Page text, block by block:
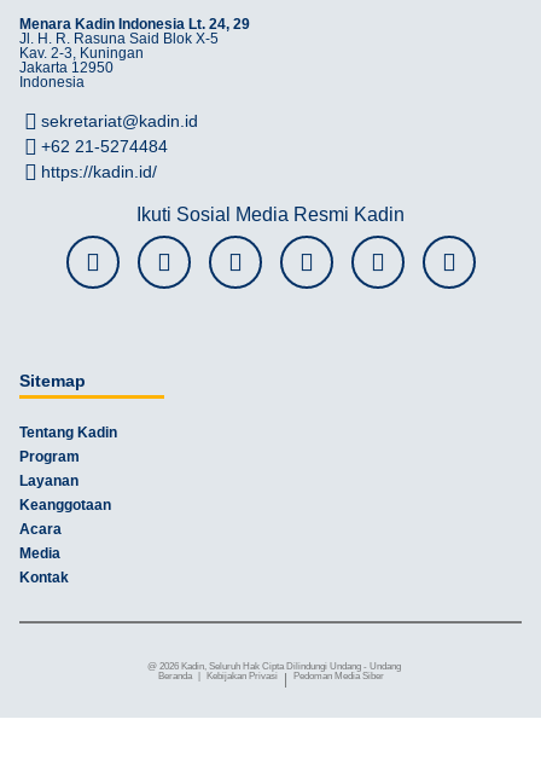
Menara Kadin Indonesia Lt. 24, 29
Jl. H. R. Rasuna Said Blok X-5
Kav. 2-3, Kuningan
Jakarta 12950
Indonesia
sekretariat@kadin.id
+62 21-5274484
https://kadin.id/
Ikuti Sosial Media Resmi Kadin
Sitemap
Tentang Kadin
Program
Layanan
Keanggotaan
Acara
Media
Kontak
@ 2026 Kadin, Seluruh Hak Cipta Dilindungi Undang - Undang
Beranda
Kebijakan Privasi Pedoman Media Siber